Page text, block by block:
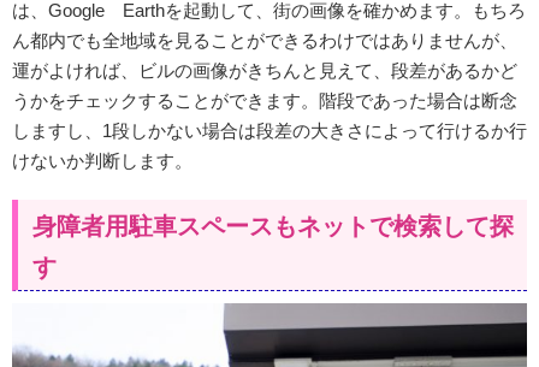
は、Google Earthを起動して、街の画像を確かめます。もちろ
ん都内でも全地域を見ることができるわけではありませんが、
運がよければ、ビルの画像がきちんと見えて、段差があるかど
うかをチェックすることができます。階段であった場合は断念
しますし、1段しかない場合は段差の大きさによって行けるか行
けないか判断します。
身障者用駐車スペースもネットで検索して探
す